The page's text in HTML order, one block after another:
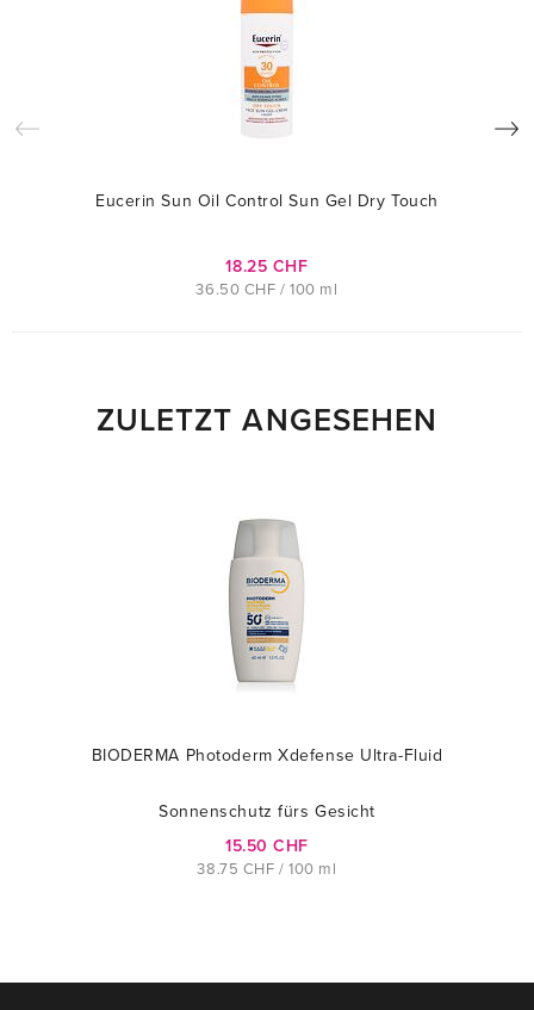
Eucerin Sun Oil Control Sun Gel Dry Touch
18.25 CHF
36.50 CHF / 100 ml
ZULETZT ANGESEHEN
BIODERMA Photoderm Xdefense Ultra-Fluid
Sonnenschutz fürs Gesicht
15.50 CHF
38.75 CHF / 100 ml